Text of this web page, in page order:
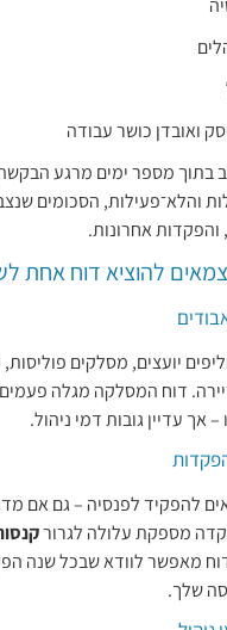
ואובדן כושר עבודה
בתוך מספר ימים מרגע הבקשה,
והלא־פעילות, הסכומים
אחרונות.
להוציא דוח אחת
יועצים, מסלקים פוליסות,
דוח המסלקה מגלה פעמים
אך עדיין גובות דמי ניהול.
להפקיד לפנסיה – גם אם
מספקת עלולה לגרורקנסות
מאפשר לוודא שבכל שנה
שלך.